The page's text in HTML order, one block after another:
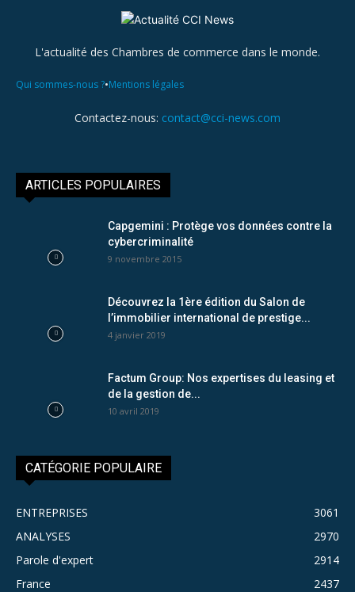
L'actualité des Chambres de commerce dans le monde.
Qui sommes-nous ?•Mentions légales
Contactez-nous: contact@cci-news.com
ARTICLES POPULAIRES
Capgemini : Protège vos données contre la
cybercriminalité
9 novembre 2015
Découvrez la 1ère édition du Salon de
l’immobilier international de prestige...
4 janvier 2019
Factum Group: Nos expertises du leasing et
de la gestion de...
10 avril 2019
CATÉGORIE POPULAIRE
ENTREPRISES
3061
ANALYSES
2970
Parole d'expert
2914
France
2437